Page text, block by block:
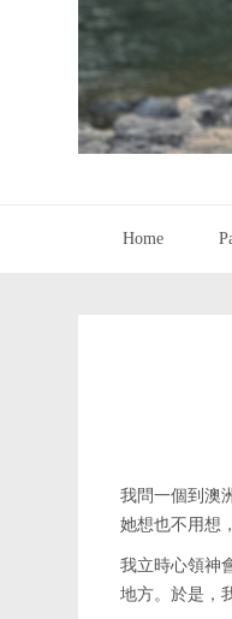
Home
我問一個到澳
她想也不用想
我立時心領神
地方。於是，